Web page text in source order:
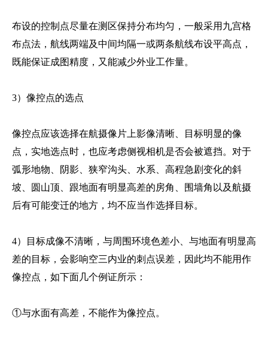
布设的控制点尽量在测区保持分布均匀，一般采用九宫格
布点法，航线两端及中间均隔一或两条航线布设平高点，
既能保证成图精度，又能减少外业工作量。
3）像控点的选点
像控点应该选择在航摄像片上影像清晰、目标明显的像
点，实地选点时，也应考虑侧视相机是否会被遮挡。对于
弧形地物、阴影、狭窄沟头、水系、高程急剧变化的斜
坡、圆山顶、跟地面有明显高差的房角、围墙角以及航摄
后有可能变迁的地方，均不应当作选择目标。
4）目标成像不清晰，与周围环境色差小、与地面有明显高
差的目标，会影响空三内业的刺点误差，因此均不能用作
像控点，如下面几个例证所示：
①与水面有高差，不能作为像控点。